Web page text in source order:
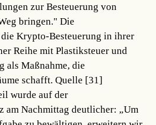
zur Besteuerung von
bringen." Die
Krypto-Besteuerung in ihrer
Reihe mit Plastiksteuer und
als Maßnahme, die
schafft.Quelle [31]
wurde auf der
am Nachmittag deutlicher: „Um